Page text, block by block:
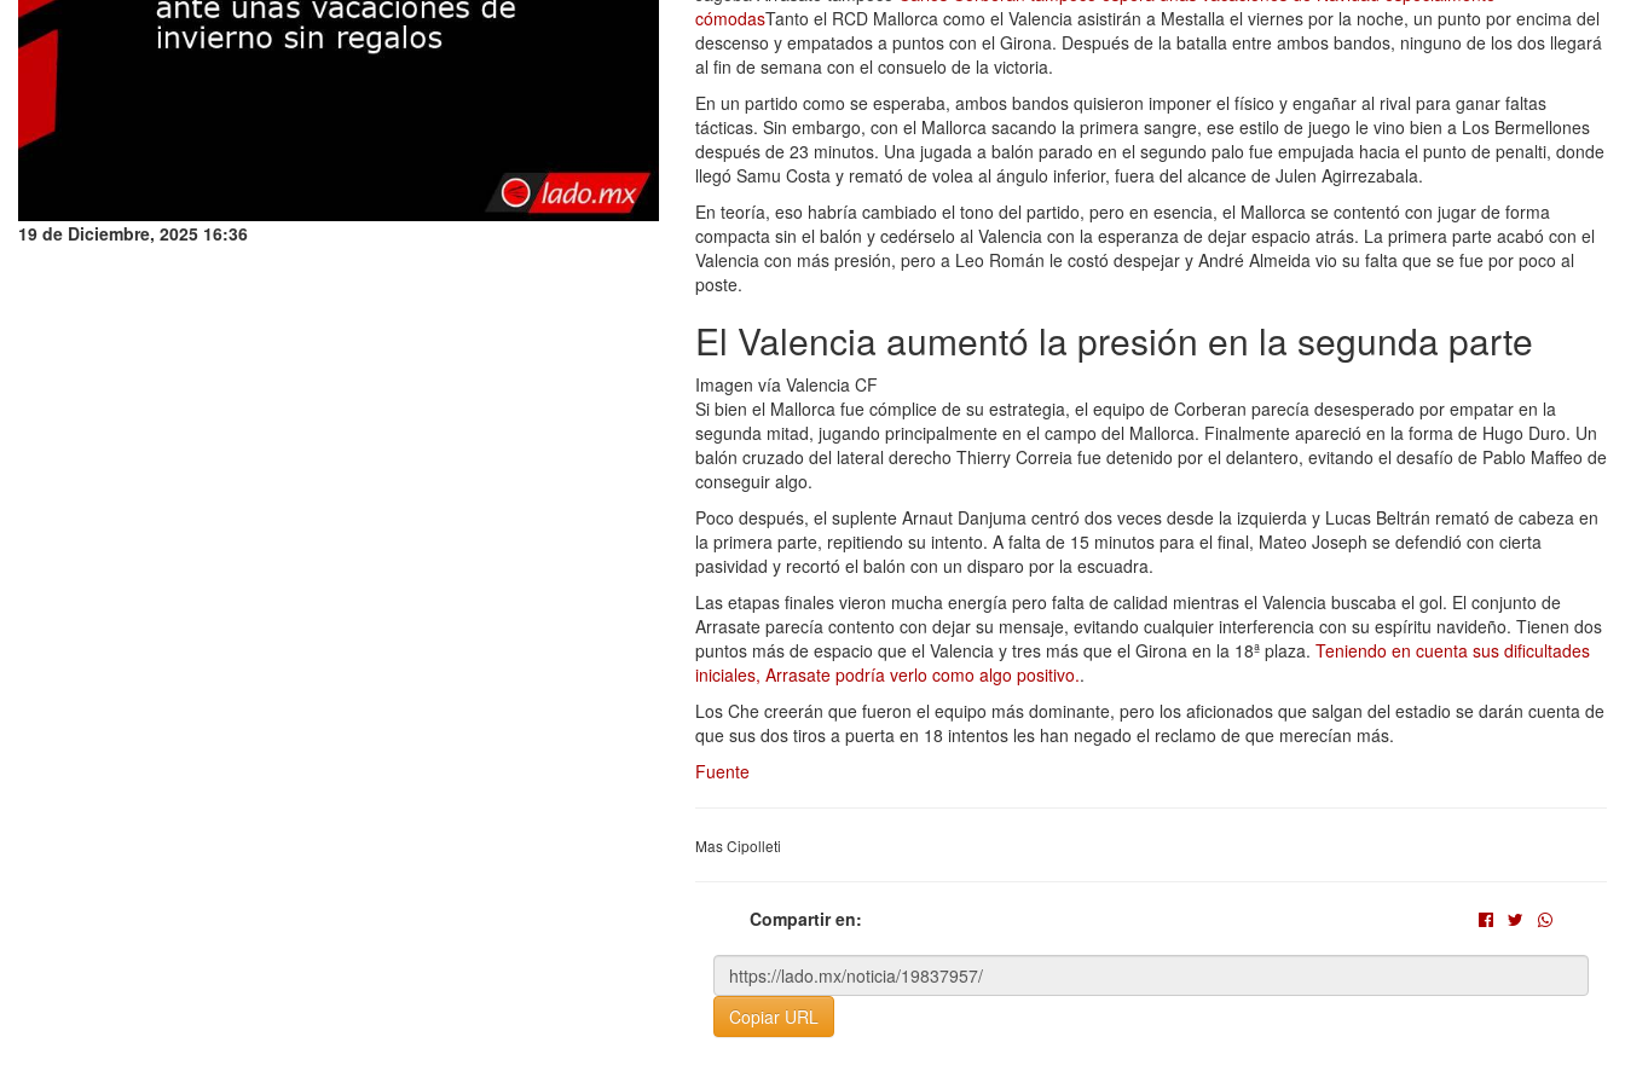
19 de Diciembre, 2025 16:36
cómodasTanto el RCD Mallorca como el Valencia asistirán a Mestalla el viernes por la noche, un punto por encima del
descenso y empatados a puntos con el Girona. Después de la batalla entre ambos bandos, ninguno de los dos llegará
al fin de semana con el consuelo de la victoria.
En un partido como se esperaba, ambos bandos quisieron imponer el físico y engañar al rival para ganar faltas
tácticas. Sin embargo, con el Mallorca sacando la primera sangre, ese estilo de juego le vino bien a Los Bermellones
después de 23 minutos. Una jugada a balón parado en el segundo palo fue empujada hacia el punto de penalti, donde
llegó Samu Costa y remató de volea al ángulo inferior, fuera del alcance de Julen Agirrezabala.
En teoría, eso habría cambiado el tono del partido, pero en esencia, el Mallorca se contentó con jugar de forma
compacta sin el balón y cedérselo al Valencia con la esperanza de dejar espacio atrás. La primera parte acabó con el
Valencia con más presión, pero a Leo Román le costó despejar y André Almeida vio su falta que se fue por poco al
poste.
El Valencia aumentó la presión en la segunda parte
Imagen vía Valencia CF
Si bien el Mallorca fue cómplice de su estrategia, el equipo de Corberan parecía desesperado por empatar en la
segunda mitad, jugando principalmente en el campo del Mallorca. Finalmente apareció en la forma de Hugo Duro. Un
balón cruzado del lateral derecho Thierry Correia fue detenido por el delantero, evitando el desafío de Pablo Maffeo de
conseguir algo.
Poco después, el suplente Arnaut Danjuma centró dos veces desde la izquierda y Lucas Beltrán remató de cabeza en
la primera parte, repitiendo su intento. A falta de 15 minutos para el final, Mateo Joseph se defendió con cierta
pasividad y recortó el balón con un disparo por la escuadra.
Las etapas finales vieron mucha energía pero falta de calidad mientras el Valencia buscaba el gol. El conjunto de
Arrasate parecía contento con dejar su mensaje, evitando cualquier interferencia con su espíritu navideño. Tienen dos
puntos más de espacio que el Valencia y tres más que el Girona en la 18ª plaza. Teniendo en cuenta sus dificultades
iniciales, Arrasate podría verlo como algo positivo..
Los Che creerán que fueron el equipo más dominante, pero los aficionados que salgan del estadio se darán cuenta de
que sus dos tiros a puerta en 18 intentos les han negado el reclamo de que merecían más.
Fuente
Mas Cipolleti
Compartir en:
Copiar URL